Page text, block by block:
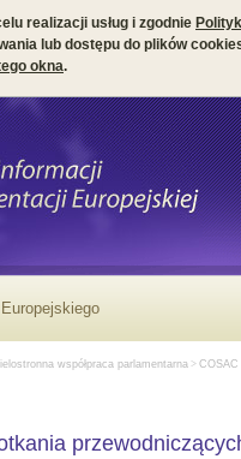
realizacji usług i zgodnie
lub dostępu do plików
okna.
współpraca parlamentarna > COSAC